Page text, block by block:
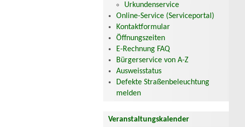
Urkundenservice
Online-Service (Serviceportal)
Kontaktformular
Öffnungszeiten
E-Rechnung FAQ
Bürgerservice von A-Z
Ausweisstatus
Defekte Straßenbeleuchtung
melden
Veranstaltungskalender